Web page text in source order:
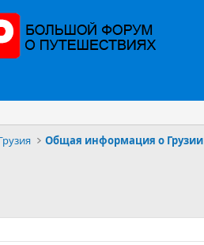
Общая информация о Грузии